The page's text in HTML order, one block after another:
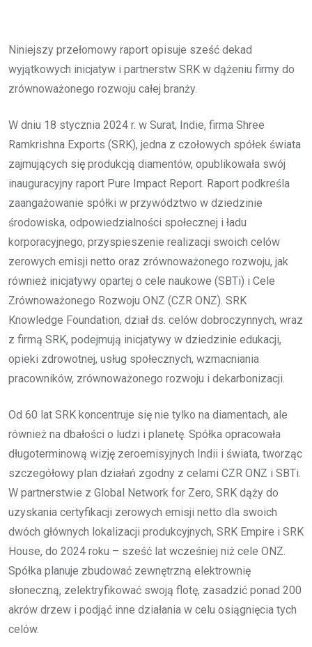
Niniejszy przełomowy raport opisuje sześć dekad
wyjątkowych inicjatyw i partnerstw SRK w dążeniu firmy do
zrównoważonego rozwoju całej branży.
W dniu 18 stycznia 2024 r. w Surat, Indie, firma Shree
Ramkrishna Exports (SRK), jedna z czołowych spółek świata
zajmujących się produkcją diamentów, opublikowała swój
inauguracyjny raport Pure Impact Report. Raport podkreśla
zaangażowanie spółki w przywództwo w dziedzinie
środowiska, odpowiedzialności społecznej i ładu
korporacyjnego, przyspieszenie realizacji swoich celów
zerowych emisji netto oraz zrównoważonego rozwoju, jak
również inicjatywy opartej o cele naukowe (SBTi) i Cele
Zrównoważonego Rozwoju ONZ (CZR ONZ). SRK
Knowledge Foundation, dział ds. celów dobroczynnych, wraz
z firmą SRK, podejmują inicjatywy w dziedzinie edukacji,
opieki zdrowotnej, usług społecznych, wzmacniania
pracowników, zrównoważonego rozwoju i dekarbonizacji.
Od 60 lat SRK koncentruje się nie tylko na diamentach, ale
również na dbałości o ludzi i planetę. Spółka opracowała
długoterminową wizję zeroemisyjnych Indii i świata, tworząc
szczegółowy plan działań zgodny z celami CZR ONZ i SBTi.
W partnerstwie z Global Network for Zero, SRK dąży do
uzyskania certyfikacji zerowych emisji netto dla swoich
dwóch głównych lokalizacji produkcyjnych, SRK Empire i SRK
House, do 2024 roku – sześć lat wcześniej niż cele ONZ.
Spółka planuje zbudować zewnętrzną elektrownię
słoneczną, zelektryfikować swoją flotę, zasadzić ponad 200
akrów drzew i podjąć inne działania w celu osiągnięcia tych
celów.